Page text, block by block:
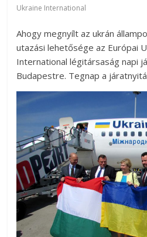
Ukraine International
Ahogy megnyílt az ukrán
utazási lehetősége az Európai
International légitársaság napi
Budapestre. Tegnap a